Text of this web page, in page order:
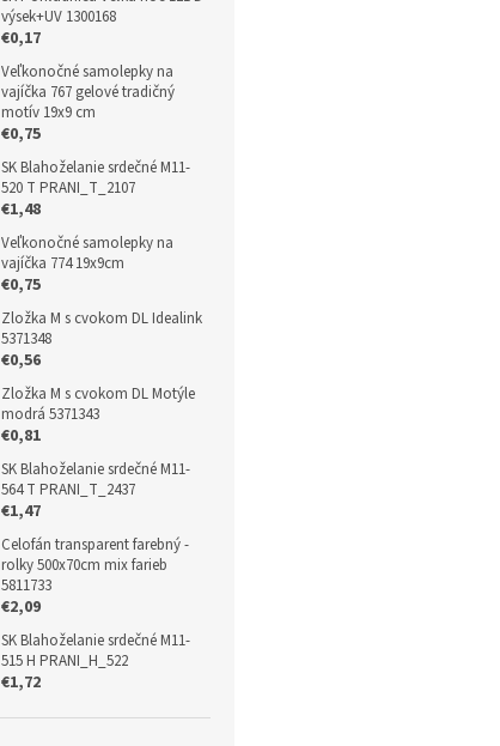
výsek+UV 1300168
€0,17
Veľkonočné samolepky na
vajíčka 767 gelové tradičný
motív 19x9 cm
€0,75
SK Blahoželanie srdečné M11-
520 T PRANI_T_2107
€1,48
Veľkonočné samolepky na
vajíčka 774 19x9cm
€0,75
Zložka M s cvokom DL Idealink
5371348
€0,56
Zložka M s cvokom DL Motýle
modrá 5371343
€0,81
SK Blahoželanie srdečné M11-
564 T PRANI_T_2437
€1,47
Celofán transparent farebný -
rolky 500x70cm mix farieb
5811733
€2,09
SK Blahoželanie srdečné M11-
515 H PRANI_H_522
€1,72